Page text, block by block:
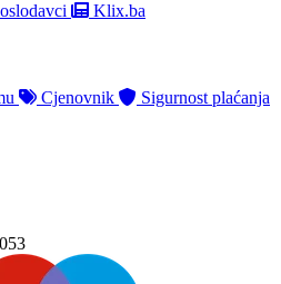
Klix.ba
Cjenovnik Sigurnost plaćanja